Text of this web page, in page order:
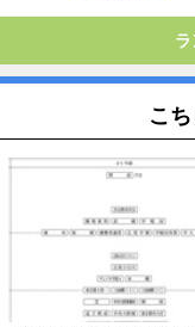
こ